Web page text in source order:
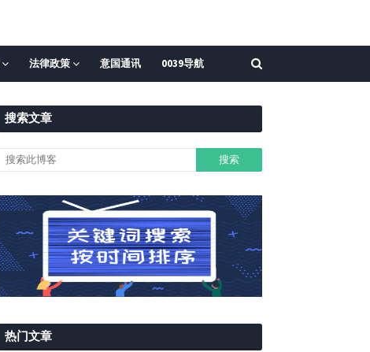
法律政策 意国通讯 0039导航
搜索文章
热门文章